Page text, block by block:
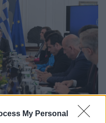
My Personal